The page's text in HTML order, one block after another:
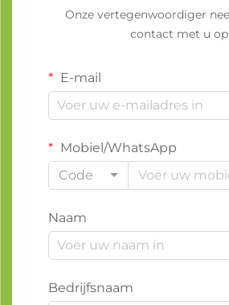
Onze vertegenwoordiger
contact met u op.
E-mail
Mobiel/WhatsApp
Code
Naam
Bedrijfsnaam